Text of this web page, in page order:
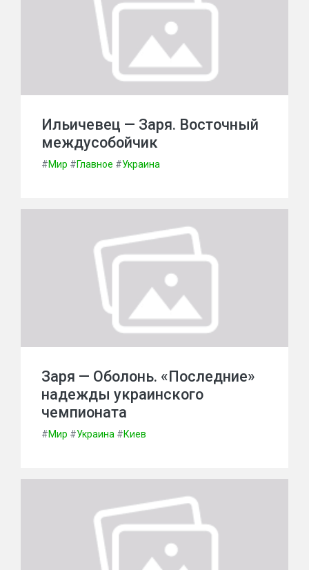
Ильичевец — Заря. Восточный
междусобойчик
#Мир #Главное #Украина
Заря — Оболонь. «Последние»
надежды украинского
чемпионата
#Мир #Украина #Киев